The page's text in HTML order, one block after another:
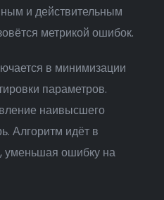
и действительным
метрикой ошибок.
в минимизации
параметров.
наивысшего
Алгоритм идёт в
уменьшая ошибку на